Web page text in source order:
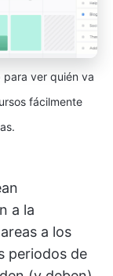
ver quién va
fácilmente
a la
a los
periodos de